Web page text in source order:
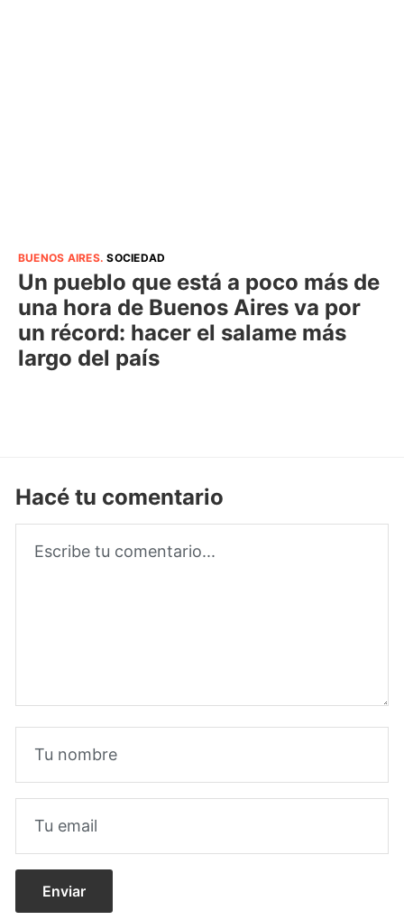
BUENOS AIRES.SOCIEDAD
Un pueblo que está a poco más de
una hora de Buenos Aires va por
un récord: hacer el salame más
largo del país
Hacé tu comentario